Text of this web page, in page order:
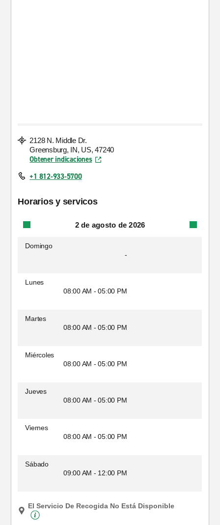
2128 N. Middle Dr.
Greensburg, IN, US, 47240
Obtener indicaciones
+1 812-933-5700
Horarios y servicos
2 de agosto de 2026
Domingo
-
Lunes
08:00 AM - 05:00 PM
Martes
08:00 AM - 05:00 PM
Miércoles
08:00 AM - 05:00 PM
Jueves
08:00 AM - 05:00 PM
Viernes
08:00 AM - 05:00 PM
Sábado
09:00 AM - 12:00 PM
El Servicio De Recogida No Está Disponible